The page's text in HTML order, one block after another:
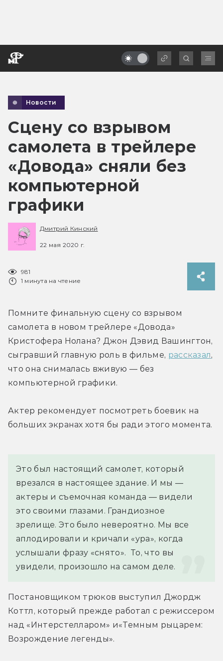
Новости
Сцену со взрывом
самолета в трейлере
«Довода» сняли без
компьютерной
графики
Дмитрий Кинский
22 мая 2020 г.
981
1 минута на чтение
Помните финальную сцену со взрывом
самолета в новом трейлере «Довода»
Кристофера Нолана? Джон Дэвид Вашингтон,
сыгравший главную роль в фильме, рассказал,
что она снималась вживую — без
компьютерной графики.
Актер рекомендует посмотреть боевик на
больших экранах хотя бы ради этого момента.
Это был настоящий самолет, который
врезался в настоящее здание. И мы —
актеры и съемочная команда — видели
это своими глазами. Грандиозное
зрелище. Это было невероятно. Мы все
аплодировали и кричали «ура», когда
услышали фразу «снято».  То, что вы
увидели, произошло на самом деле.
Постановщиком трюков выступил Джордж
Коттл, который прежде работал с режиссером
над «Интерстелларом» и«Темным рыцарем:
Возрождение легенды».